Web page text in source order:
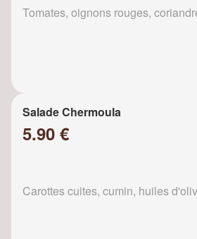
Tomates, oignons rouges,
Salade Chermoula
5.90 €
Carottes cuites, cumin, huiles